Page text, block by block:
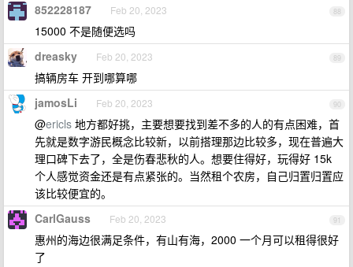
88
852228187 Feb 20, 2023
15000 不是随便选吗
89
dreasky Feb 20, 2023
搞辆房车 开到哪算哪
90
jamosLi Feb 20, 2023
@ericls 地方都好挑，主要想要找到差不多的人的有点困难，首
先就是数字游民概念比较新，以前搭理那边比较多，现在普遍大
理口碑下去了，全是伤春悲秋的人。想要住得好，玩得好 15k
个人感觉资金还是有点紧张的。当然租个农房，自己归置归置应
该比较便宜的。
91
CarlGauss Feb 20, 2023
惠州的海边很满足条件，有山有海，2000 一个月可以租得很好
了